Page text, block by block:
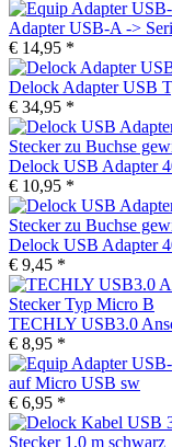
Adapter USB-A ->
€ 14,95 *
Delock Adapter USB
€ 34,95 *
Delock USB Adapter
€ 10,95 *
Delock USB Adapter
€ 9,45 *
TECHLY USB3.0
€ 8,95 *
auf Micro USB sw
€ 6,95 *